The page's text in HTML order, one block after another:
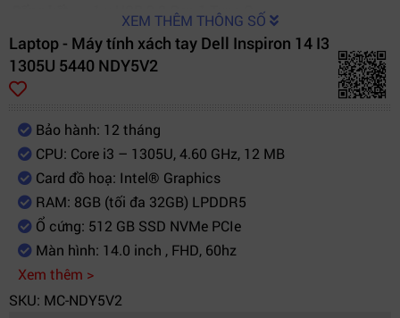
nối
1 x USB 3.2 Gen 1 Type-C
1 x HDMI
1 x Audio jack
Cổng xuất
Wi-Fi
Chuẩn 802.11 ax
Bluetooth
Bluetooth 5.3
Kết nối
mạng LAN
Không hỗ trợ
Pin
3 Cell - 41Wh
Không có
XEM THÊM THÔNG SỐ
Laptop - Máy tính xách tay Dell Inspiron 14 I3
1305U 5440 NDY5V2
Bảo hành: 12 tháng
CPU: Core i3 – 1305U, 4.60 GHz, 12 MB
Card đồ hoạ: Intel® Graphics
RAM: 8GB (tối đa 32GB) LPDDR5
Ổ cứng: 512 GB SSD NVMe PCIe
Màn hình: 14.0 inch , FHD, 60hz
Xem thêm >
SKU: MC-NDY5V2